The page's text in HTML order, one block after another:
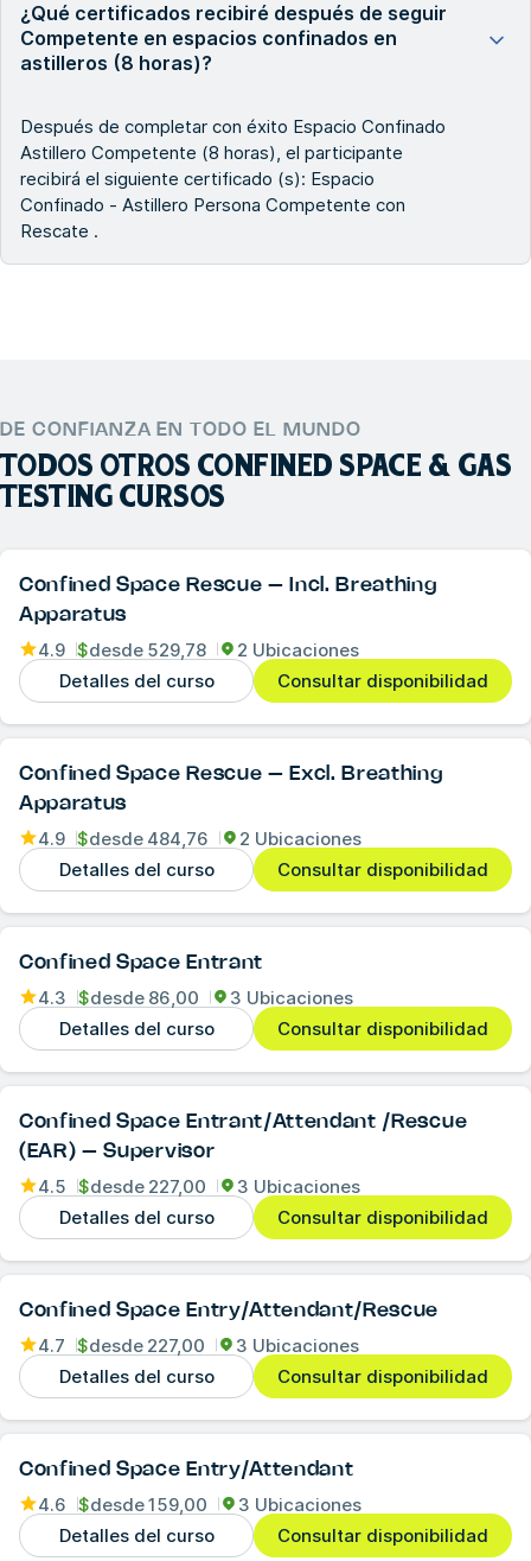
¿Qué certificados recibiré después de seguir
Competente en espacios confinados en
astilleros (8 horas)?
Después de completar con éxito Espacio Confinado
Astillero Competente (8 horas), el participante
recibirá el siguiente certificado (s): Espacio
Confinado - Astillero Persona Competente con
Rescate .
DE CONFIANZA EN TODO EL MUNDO
TODOS OTROS CONFINED SPACE & GAS
TESTING CURSOS
Confined Space Rescue – Incl. Breathing
Apparatus
4.9 $desde 529,78
2 Ubicaciones
Detalles del curso
Consultar disponibilidad
Confined Space Rescue – Excl. Breathing
Apparatus
4.9 $desde 484,76
2 Ubicaciones
Detalles del curso
Consultar disponibilidad
Confined Space Entrant
4.3 $desde 86,00
3 Ubicaciones
Detalles del curso
Consultar disponibilidad
Confined Space Entrant/Attendant /Rescue
(EAR) – Supervisor
4.5 $desde 227,00
3 Ubicaciones
Detalles del curso
Consultar disponibilidad
Confined Space Entry/Attendant/Rescue
4.7 $desde 227,00
3 Ubicaciones
Detalles del curso
Consultar disponibilidad
Confined Space Entry/Attendant
4.6 $desde159,00
3 Ubicaciones
Detalles del curso
Consultar disponibilidad